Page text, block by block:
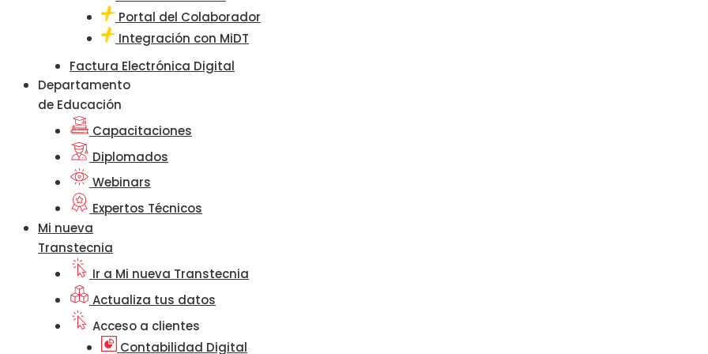
Portal del Colaborador
Integración con MiDT
Factura Electrónica Digital
Departamento
de Educación
Capacitaciones
Diplomados
Webinars
Expertos Técnicos
Mi nueva
Transtecnia
Ir a Mi nueva Transtecnia
Actualiza tus datos
Acceso a clientes
Contabilidad Digital